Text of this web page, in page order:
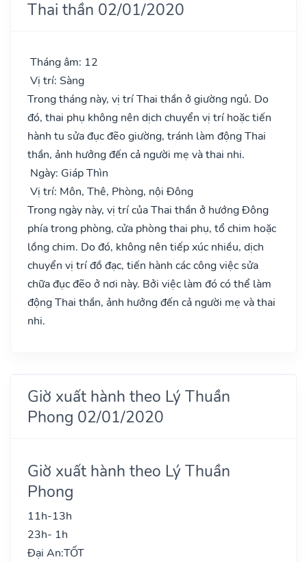
Thai thần 02/01/2020
Tháng âm: 12
Vị trí: Sàng
Trong tháng này, vị trí Thai thần ở giường ngủ. Do
đó, thai phụ không nên dịch chuyển vị trí hoặc tiến
hành tu sửa đục đẽo giường, tránh làm động Thai
thần, ảnh hưởng đến cả người mẹ và thai nhi.
Ngày: Giáp Thìn
Vị trí: Môn, Thê, Phòng, nội Đông
Trong ngày này, vị trí của Thai thần ở hướng Đông
phía trong phòng, cửa phòng thai phụ, tổ chim hoặc
lồng chim. Do đó, không nên tiếp xúc nhiều, dịch
chuyển vị trí đồ đạc, tiến hành các công việc sửa
chữa đục đẽo ở nơi này. Bởi việc làm đó có thể làm
động Thai thần, ảnh hưởng đến cả người mẹ và thai
nhi.
Giờ xuất hành theo Lý Thuần
Phong 02/01/2020
Giờ xuất hành theo Lý Thuần
Phong
11h-13h
23h- 1h
Đại An:TỐT